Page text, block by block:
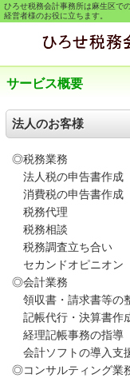
ひろせ税務会計事務所は麻生区で
経営者様のお役に立ちます。
サービス概要
法人のお客様
◎税務業務
法人税の申告書作成
消費税の申告書作成
税務代理
税務相談
税務調査立ち合い
セカンドオピニオン
◎会計業務
領収書・請求書等の
記帳代行・決算書作
経理記帳事務の指導
会計ソフトの導入支
◎コンサルティング業